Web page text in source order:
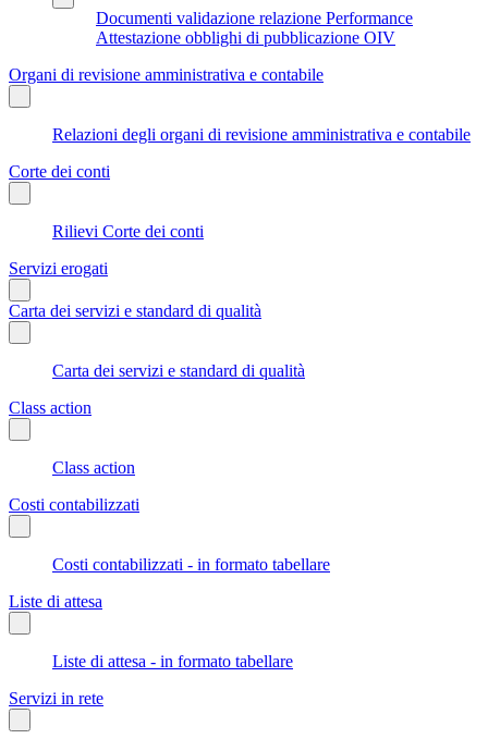
Documenti validazione relazione Performance
Attestazione obblighi di pubblicazione OIV
Organi di revisione amministrativa e contabile
Relazioni degli organi di revisione amministrativa e contabile
Corte dei conti
Rilievi Corte dei conti
Servizi erogati
Carta dei servizi e standard di qualità
Carta dei servizi e standard di qualità
Class action
Class action
Costi contabilizzati
Costi contabilizzati - in formato tabellare
Liste di attesa
Liste di attesa - in formato tabellare
Servizi in rete